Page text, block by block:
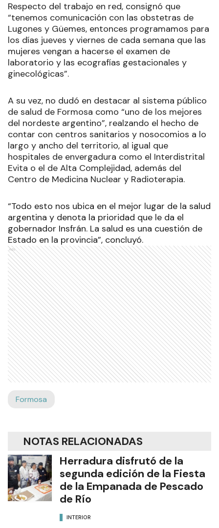
Respecto del trabajo en red, consignó que
“tenemos comunicación con las obstetras de
Lugones y Güemes, entonces programamos para
los días jueves y viernes de cada semana que las
mujeres vengan a hacerse el examen de
laboratorio y las ecografías gestacionales y
ginecológicas”.
A su vez, no dudó en destacar al sistema público
de salud de Formosa como “uno de los mejores
del nordeste argentino”, realzando el hecho de
contar con centros sanitarios y nosocomios a lo
largo y ancho del territorio, al igual que
hospitales de envergadura como el Interdistrital
Evita o el de Alta Complejidad, además del
Centro de Medicina Nuclear y Radioterapia.
“Todo esto nos ubica en el mejor lugar de la salud
argentina y denota la prioridad que le da el
gobernador Insfrán. La salud es una cuestión de
Estado en la provincia”, concluyó.
Ads
Formosa
NOTAS RELACIONADAS
Herradura disfrutó de la
segunda edición de la Fiesta
de la Empanada de Pescado
de Río
INTERIOR